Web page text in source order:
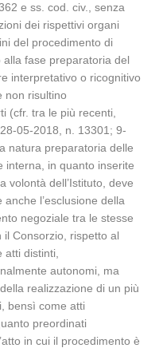
e ss. cod. civ., senza
dei rispettivi organi
del procedimento di
fase preparatoria del
interpretativo o ricognitivo
non risultino
(cfr. tra le più recenti,
05-2018, n. 13301; 9-
natura preparatoria delle
interna, in quanto inserite
volontà dell’Istituto, deve
l’esclusione della
negoziale tra le stesse
Consorzio, rispetto al
distinti,
autonomi, ma
realizzazione di un più
bensì come atti
preordinati
in cui il procedimento è